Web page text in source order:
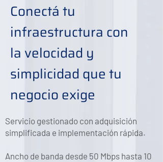
Conectá tu
infraestructura con
la velocidad y
simplicidad que tu
negocio exige
Servicio gestionado con adquisición
simplificada e implementación rápida.
Ancho de banda desde 50 Mbps hasta 10